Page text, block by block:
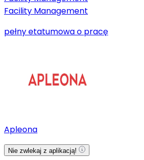
Facility Management
pełny etatumowa o pracę
Apleona
Nie zwlekaj z aplikacją!